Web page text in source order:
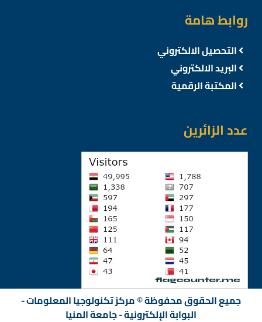
روابط هامة
التحصيل الالكتروني
البريد الالكتروني
المكتبة الرقمية
عدد الزائرين
جميع الحقوق محفوظة © مركز تكنولوجيا المعلومات -
البوابة الإلكترونية - جامعة المنيا